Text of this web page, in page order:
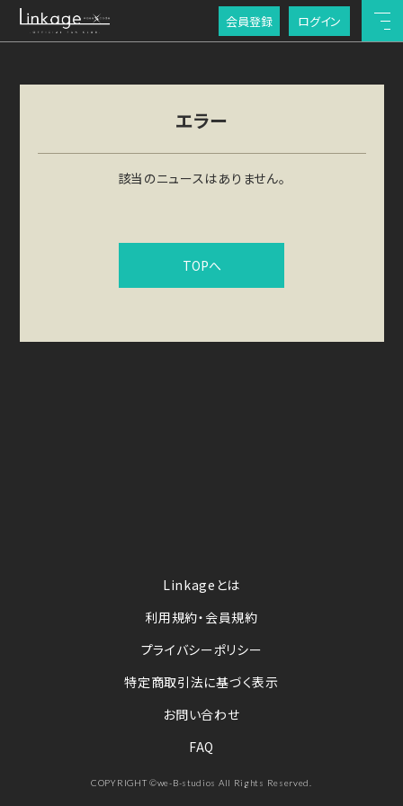
会員登録 ログイン
エラー
該当のニュースはありません。
TOPへ
Linkageとは
利用規約・会員規約
プライバシーポリシー
特定商取引法に基づく表示
お問い合わせ
FAQ
COPYRIGHT ©we-B-studios All Rights Reserved.